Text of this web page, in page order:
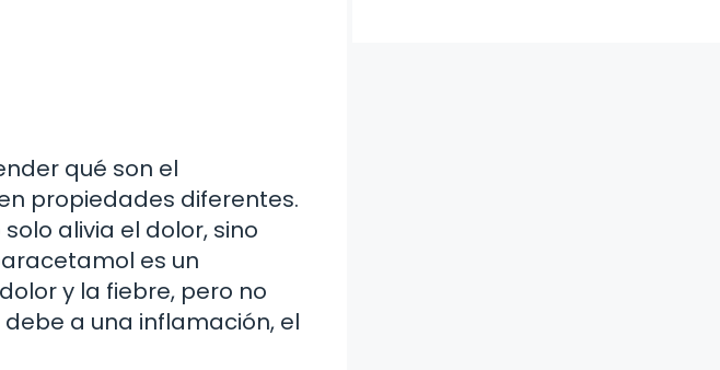
qué son el
propiedades diferentes.
alivia el dolor, sino
es un
y la fiebre, pero no
a una inflamación, el